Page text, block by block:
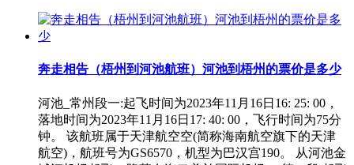
奔走相告（梧州到河池航班）河池到梧州的票价是多少
河池_常州段一:起飞时间为2023年11月16日16: 25: 00，
落地时间为2023年11月16日17: 40: 00，飞行时间为75分
钟。 该航班属于天津航空空(简称海南航空旗下的天津
航空)，航班号为GS6570，机型为巴汉宫190。 从河池金